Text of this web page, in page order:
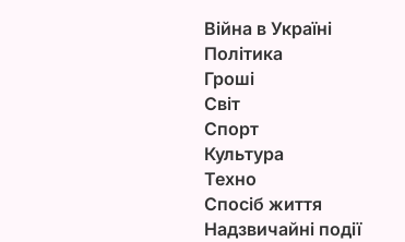
Війна в Україні
Політика
Гроші
Світ
Спорт
Культура
Техно
Спосіб життя
Надзвичайні події